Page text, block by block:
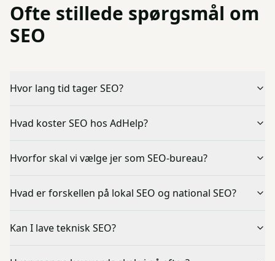
Ofte stillede spørgsmål om
SEO
Hvor lang tid tager SEO?
Hvad koster SEO hos AdHelp?
Hvorfor skal vi vælge jer som SEO-bureau?
Hvad er forskellen på lokal SEO og national SEO?
Kan I lave teknisk SEO?